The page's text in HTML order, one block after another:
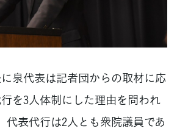
泉代表は記者団からの取材に応
を3人体制にした理由を問われ
代表代行は2人とも衆院議員であ